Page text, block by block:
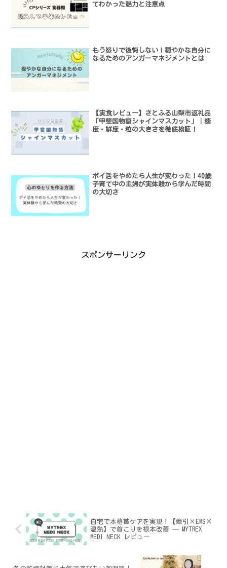
てわかった魅力と注意点
もう怒りで後悔しない！穏やかな自分に
なるためのアンガーマネジメントとは
【実食レビュー】さとふる山梨市返礼品
「甲斐国物語シャインマスカット」｜糖
度・鮮度・粒の大きさを徹底検証！
ポイ活をやめたら人生が変わった！40歳
子育て中の主婦が実体験から学んだ時間
の大切さ
スポンサーリンク
自宅で本格首ケアを実現！【牽引×EMS×
温熱】で首こりを根本改善 — MYTREX
MEDI NECK レビュー